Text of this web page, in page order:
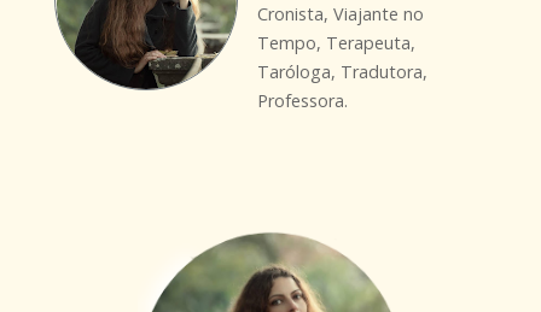
Cronista, Viajante no
Tempo, Terapeuta,
Taróloga, Tradutora,
Professora.